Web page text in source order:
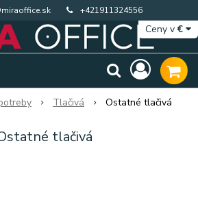
+421911324556
Ceny v€
Tlačivá Ostatné tlačivá
tlačivá